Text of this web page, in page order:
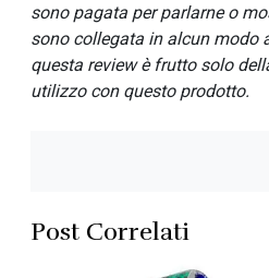
sono pagata per parlarne o
sono collegata in alcun modo
questa review è frutto solo
utilizzo con questo prodotto.
Post Correlati